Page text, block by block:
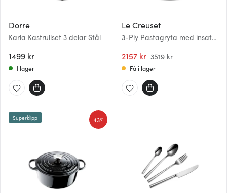
Dorre
Karla Kastrullset 3 delar Stål
1499 kr
I lager
Le Creuset
3-Ply Pastagryta med insats
2157 kr 3519 kr
Få i lager
43%
Superklipp